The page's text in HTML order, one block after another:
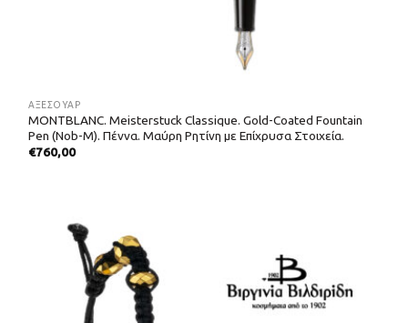
ΑΞΕΣΟΥΑΡ
MONTBLANC. Meisterstuck Classique. Gold-Coated Fountain
Pen (Nob-M). Πέννα. Μαύρη Ρητίνη με Επίχρυσα Στοιχεία.
€760,00